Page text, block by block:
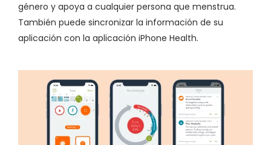
género y apoya a cualquier persona que menstrua.
También puede sincronizar la información de su
aplicación con la aplicación iPhone Health.